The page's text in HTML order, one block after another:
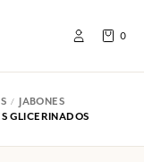
0
JABONES
GLICERINADOS